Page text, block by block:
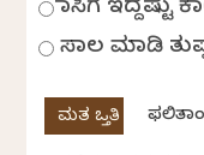
ಹಾಸಿಗೆ ಇದ್ದಷ್ಟು
ಸಾಲ ಮಾಡಿ